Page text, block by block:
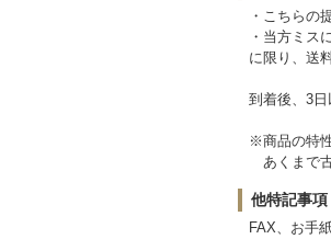
・こちらの
・当方ミス
に限り、送
到着後、3
※商品の特
あくまで
他特記事項
FAX、お手